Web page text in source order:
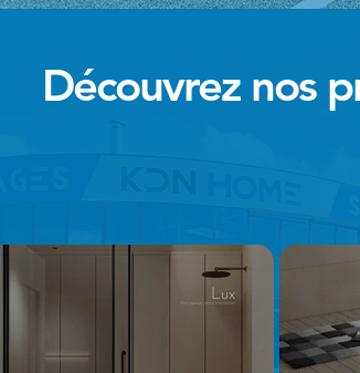
Découvrez nos